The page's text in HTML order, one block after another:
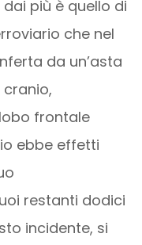
più è quello di
che nel
da un’asta
frontale
ebbe effetti
restanti dodici
incidente, si